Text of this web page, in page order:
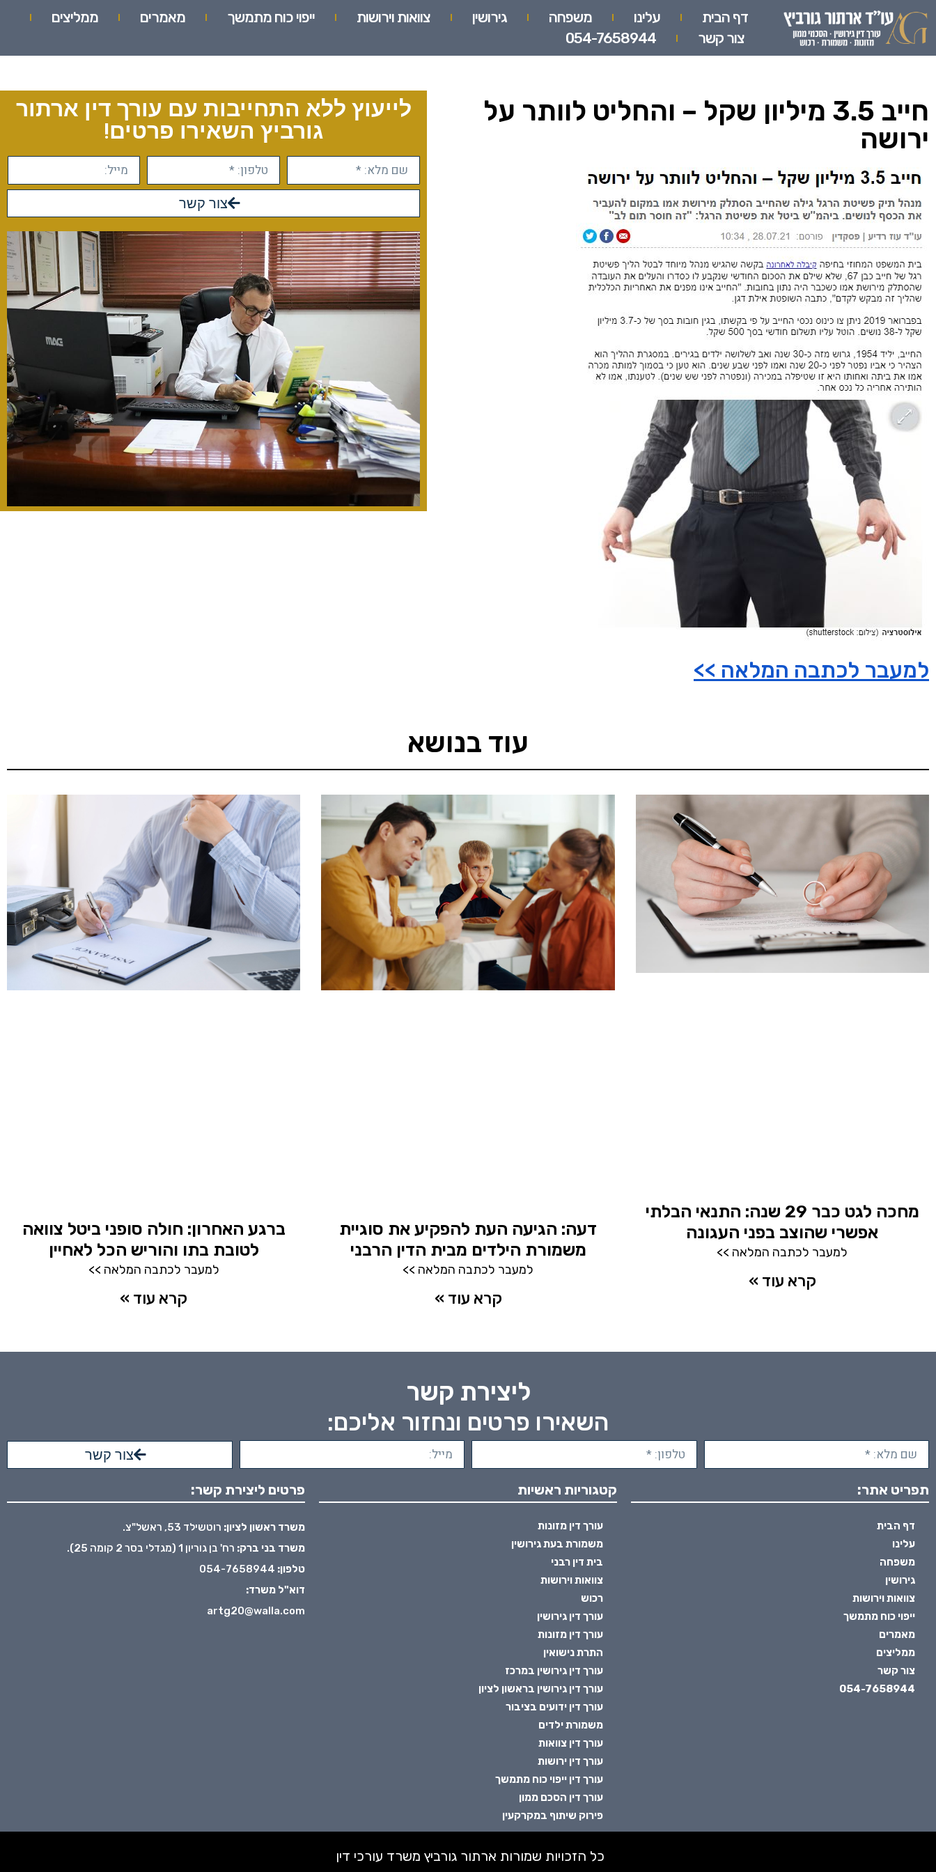
דף הבית עלינו משפחה גירושין צוואות וירושות ייפוי כוח מתמשך מאמרים
ממליצים
צור קשר
054-7658944
חייב 3.5 מיליון שקל – והחליט לוותר על
ירושה
למעבר לכתבה המלאה >>
לייעוץ ללא התחייבות עם עורך דין ארתור
גורביץ השאירו פרטים!
צור קשר
עוד בנושא
מחכה לגט כבר 29 שנה: התנאי הבלתי
אפשרי שהוצב בפני העגונה
למעבר לכתבה המלאה >>
קרא עוד »
דעה: הגיעה העת להפקיע את סוגיית
משמורת הילדים מבית הדין הרבני
למעבר לכתבה המלאה >>
קרא עוד »
ברגע האחרון: חולה סופני ביטל צוואה
לטובת בתו והוריש הכל לאחיין
למעבר לכתבה המלאה >>
קרא עוד »
ליצירת קשר
השאירו פרטים ונחזור אליכם:
צור קשר
תפריט אתר:
דף הבית
עלינו
משפחה
גירושין
צוואות וירושות
ייפוי כוח מתמשך
מאמרים
ממליצים
צור קשר
054-7658944
קטגוריות ראשיות
עורך דין מזונות
משמורת בעת גירושין
בית דין רבני
צוואות וירושות
רכוש
עורך דין גירושין
עורך דין מזונות
התרת נישואין
עורך דין גירושין במרכז
עורך דין גירושין בראשון לציון
עורך דין ידועים בציבור
משמורת ילדים
עורך דין צוואות
עורך דין ירושות
עורך דין ייפוי כוח מתמשך
עורך דין הסכם ממון
פירוק שיתוף במקרקעין
פרטים ליצירת קשר:
משרד ראשון לציון: רוטשילד 53, ראשל"צ.
משרד בני ברק: רח' בן גוריון 1 (מגדלי בסר 2 קומה 25).
טלפון: 054-7658944
דוא"ל משרד:
artg20@walla.com
כל הזכויות שמורות ארתור גורביץ משרד עורכי דין